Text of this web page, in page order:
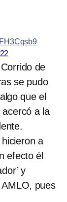
de
se pudo
que el
a la
a
efecto él
y
pues